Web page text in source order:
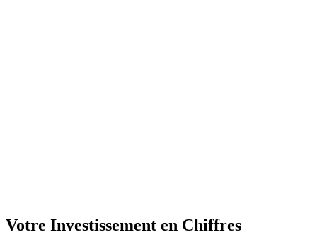
Votre Investissement en Chiffres